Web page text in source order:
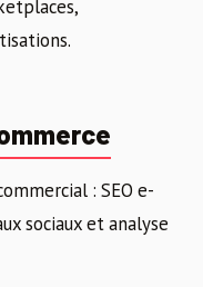
: SEO e-
sociaux et analyse